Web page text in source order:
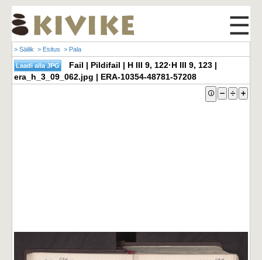
☰
> Säilik > Esitus > Pala
Fail | Pildifail | H III 9, 122·H III 9, 123 |
era_h_3_09_062.jpg | ERA-10354-48781-57208